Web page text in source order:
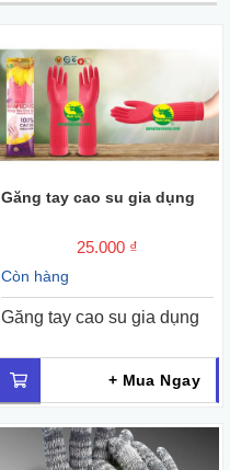
Găng tay cao su gia dụng
25.000 ₫
Còn hàng
Găng tay cao su gia dụng
+ Mua Ngay